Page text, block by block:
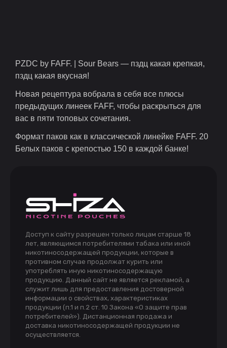
PZDC by FAFF. | Sour Bears — пздц какая крепкая,
пздц какая вкусная!
Новая рецептура вобрала в себя все плюсы
предыдущих линеек FAFF, чтобы раскрыться для
вас в пяти топовых сочетания.
Формат паков как в классической линейке FAFF. 20
Белых паков с крепостью 150 в каждой банке!
Доступ к сайту разрешен только лицам старше 18
лет, являющимся потребителями табака или иной
никотиносодержащей продукции, которые в
противном случае продолжат курить или
употреблять иную никотиносодержащую
продукцию. Данный сайт не является рекламой, а
служит лишь для предоставления достоверной
информации о свойствах, характеристиках
продукции (п.1 и п.2 ст. 10 Закона «О защите прав
потребителей»). Дистанционная продажа и
доставка никотиносодержащей продукции не
осуществляется.